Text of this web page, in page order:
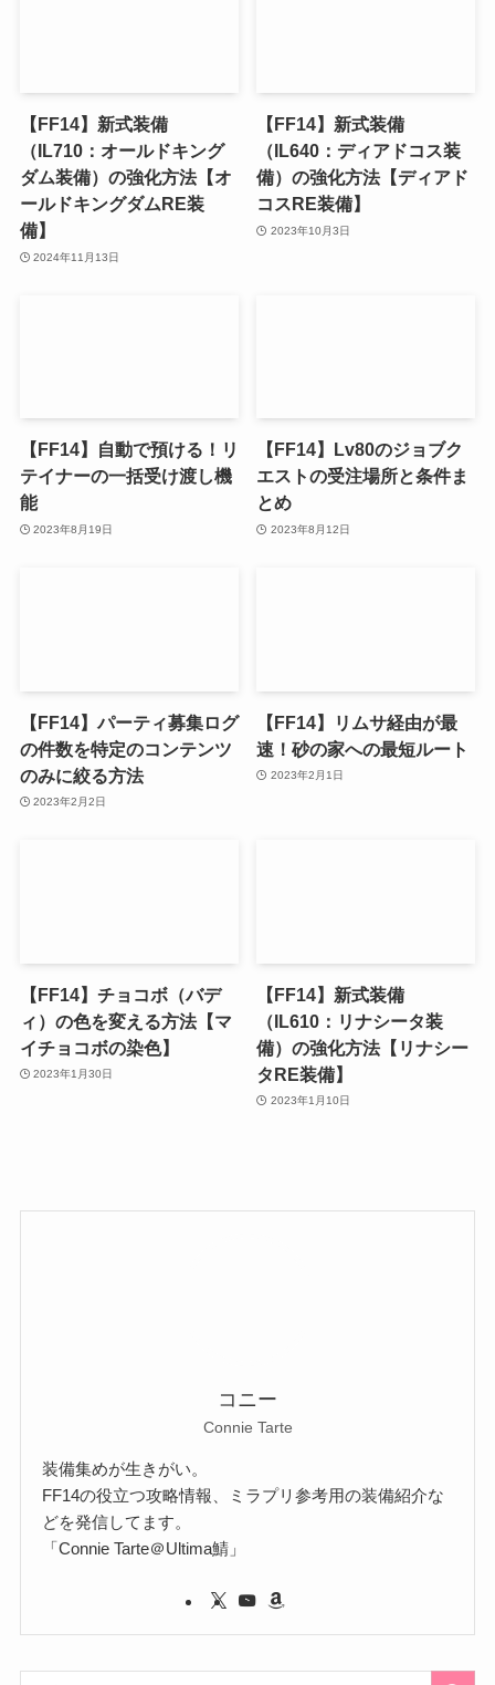
【FF14】新式装備
（IL710：オールドキング
ダム装備）の強化方法【オ
ールドキングダムRE装
備】
2024年11月13日
【FF14】新式装備
（IL640：ディアドコス装
備）の強化方法【ディアド
コスRE装備】
2023年10月3日
【FF14】自動で預ける！リ
テイナーの一括受け渡し機
能
2023年8月19日
【FF14】Lv80のジョブク
エストの受注場所と条件ま
とめ
2023年8月12日
【FF14】パーティ募集ログ
の件数を特定のコンテンツ
のみに絞る方法
2023年2月2日
【FF14】リムサ経由が最
速！砂の家への最短ルート
2023年2月1日
【FF14】チョコボ（バデ
ィ）の色を変える方法【マ
イチョコボの染色】
2023年1月30日
【FF14】新式装備
（IL610：リナシータ装
備）の強化方法【リナシー
タRE装備】
2023年1月10日
コニー
Connie Tarte
装備集めが生きがい。
FF14の役立つ攻略情報、ミラプリ参考用の装備紹介な
どを発信してます。
「Connie Tarte＠Ultima鯖」